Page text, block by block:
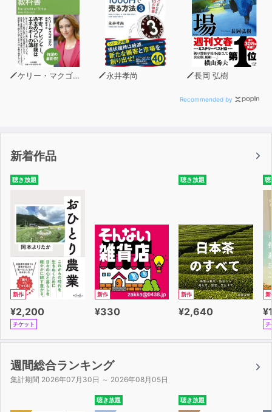
ケリー・マクゴニガル 永井孝尚 長岡 弘樹
Recommended by
新着作品
聴き放題
新作
¥2,200
チケット
新作
¥330
聴き放題
新作
¥2,640
聴
新
チ
週間総合ランキング
集計期間 2026年07月30日 ～ 2026年08月05日
聴き放題 聴き放題